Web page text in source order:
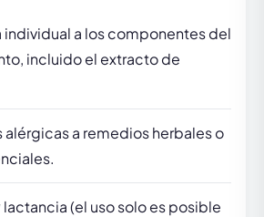
individual a los componentes del
incluido el extracto de
alérgicas a remedios herbales o
lactancia (el uso solo es posible